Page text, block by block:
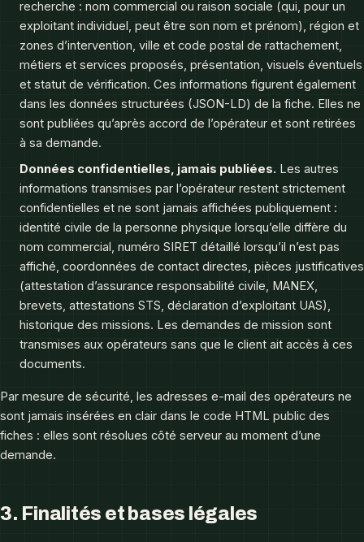
recherche : nom commercial ou raison sociale (qui, pour un
exploitant individuel, peut être son nom et prénom), région et
zones d’intervention, ville et code postal de rattachement,
métiers et services proposés, présentation, visuels éventuels
et statut de vérification. Ces informations figurent également
dans les données structurées (JSON-LD) de la fiche. Elles ne
sont publiées qu’après accord de l’opérateur et sont retirées
à sa demande.
Données confidentielles, jamais publiées. Les autres
informations transmises par l’opérateur restent strictement
confidentielles et ne sont jamais affichées publiquement :
identité civile de la personne physique lorsqu’elle diffère du
nom commercial, numéro SIRET détaillé lorsqu’il n’est pas
affiché, coordonnées de contact directes, pièces justificatives
(attestation d’assurance responsabilité civile, MANEX,
brevets, attestations STS, déclaration d’exploitant UAS),
historique des missions. Les demandes de mission sont
transmises aux opérateurs sans que le client ait accès à ces
documents.
Par mesure de sécurité, les adresses e-mail des opérateurs ne
sont jamais insérées en clair dans le code HTML public des
fiches : elles sont résolues côté serveur au moment d’une
demande.
3. Finalités et bases légales